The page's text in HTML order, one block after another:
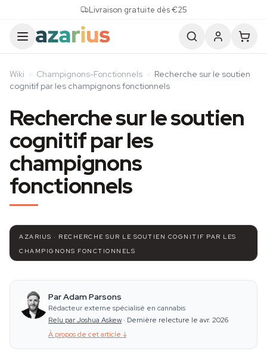
Livraison gratuite dès €25
Wiki · Champignons-Fonctionnels · Recherche sur le soutien
cognitif par les champignons fonctionnels
Recherche sur le soutien
cognitif par les
champignons
fonctionnels
AZARIUS · RECHERCHE SUR LE SOUTIEN COGNITIF PAR LES
CHAMPIGNONS FONCTIONNELS
Par Adam Parsons
Rédacteur externe spécialisé en cannabis
Relu par Joshua Askew · Dernière relecture le avr. 2026
À propos de cet article ↓